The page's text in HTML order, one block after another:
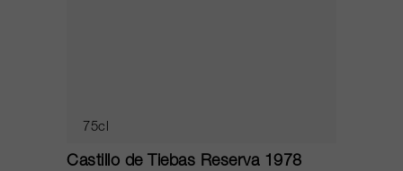
75cl
Castillo de Tiebas Reserva 1978